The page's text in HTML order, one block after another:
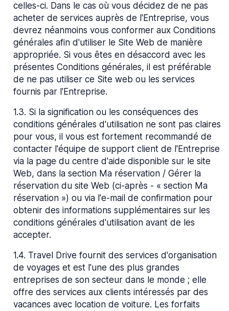
celles-ci. Dans le cas où vous décidez de ne pas
acheter de services auprès de l'Entreprise, vous
devrez néanmoins vous conformer aux Conditions
générales afin d'utiliser le Site Web de manière
appropriée. Si vous êtes en désaccord avec les
présentes Conditions générales, il est préférable
de ne pas utiliser ce Site web ou les services
fournis par l'Entreprise.
1.3. Si la signification ou les conséquences des
conditions générales d'utilisation ne sont pas claires
pour vous, il vous est fortement recommandé de
contacter l'équipe de support client de l'Entreprise
via la page du centre d'aide disponible sur le site
Web, dans la section Ma réservation / Gérer la
réservation du site Web (ci-après - « section Ma
réservation ») ou via l'e-mail de confirmation pour
obtenir des informations supplémentaires sur les
conditions générales d'utilisation avant de les
accepter.
1.4. Travel Drive fournit des services d'organisation
de voyages et est l'une des plus grandes
entreprises de son secteur dans le monde ; elle
offre des services aux clients intéressés par des
vacances avec location de voiture. Les forfaits